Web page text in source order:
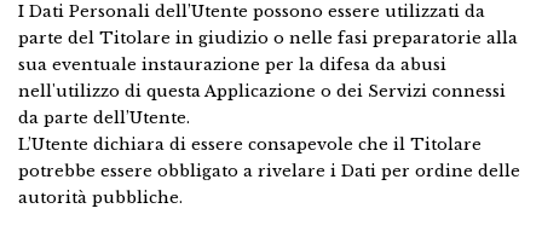
I Dati Personali dell’Utente possono essere utilizzati da
parte del Titolare in giudizio o nelle fasi preparatorie alla
sua eventuale instaurazione per la difesa da abusi
nell'utilizzo di questa Applicazione o dei Servizi connessi
da parte dell’Utente.
L’Utente dichiara di essere consapevole che il Titolare
potrebbe essere obbligato a rivelare i Dati per ordine delle
autorità pubbliche.